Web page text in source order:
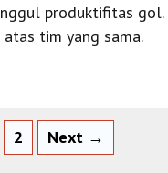
produktifitas
tim yang sama.
2 Next →